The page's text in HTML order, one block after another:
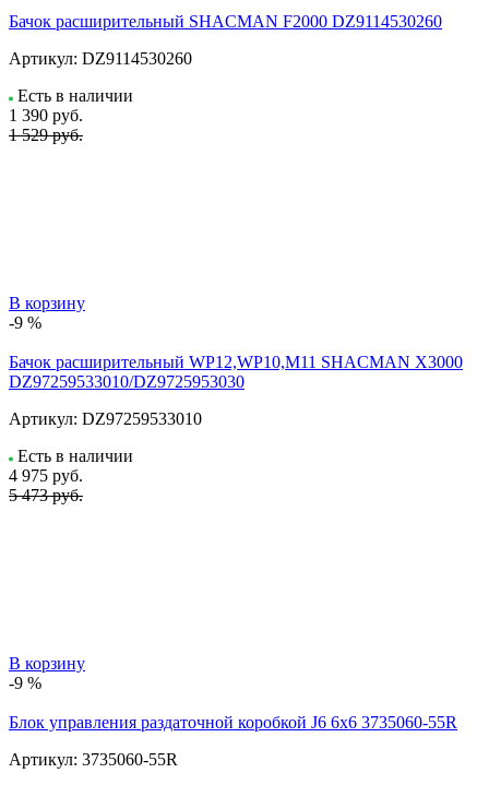
Бачок расширительный SHACMAN F2000 DZ9114530260
Артикул: DZ9114530260
Есть в наличии
1 390 руб.
1 529 руб.
В корзину
-9 %
Бачок расширительный WP12,WP10,M11 SHACMAN X3000
DZ97259533010/DZ9725953030
Артикул: DZ97259533010
Есть в наличии
4 975 руб.
5 473 руб.
В корзину
-9 %
Блок управления раздаточной коробкой J6 6x6 3735060-55R
Артикул: 3735060-55R